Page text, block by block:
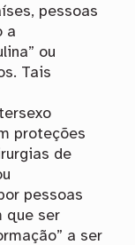
pessoas
a
ou
Tais
proteções
de
pessoas
que ser
a ser